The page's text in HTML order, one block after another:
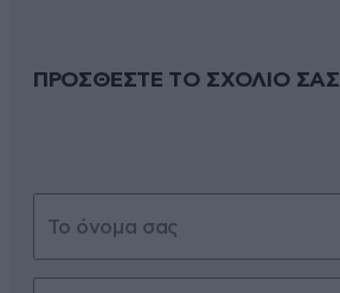
ΠΡΟΣΘΕΣΤΕ ΤΟ ΣΧΟΛΙΟ ΣΑΣ